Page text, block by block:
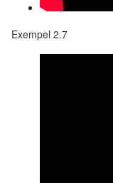
Exempel 2.7